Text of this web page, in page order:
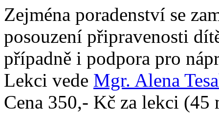
Zejména poradenství se
posouzení připravenosti
případně i podpora pro
Lekci vede Mgr. Alena
Cena 350,- Kč za lekci (45